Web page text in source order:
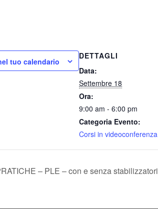
tuo calendario
DETTAGLI
Data:
Settembre 18
Ora:
9:00 am - 6:00 pm
Categoria Evento:
Corsi in videoconferenza
– PLE – con e senza stabilizzatori